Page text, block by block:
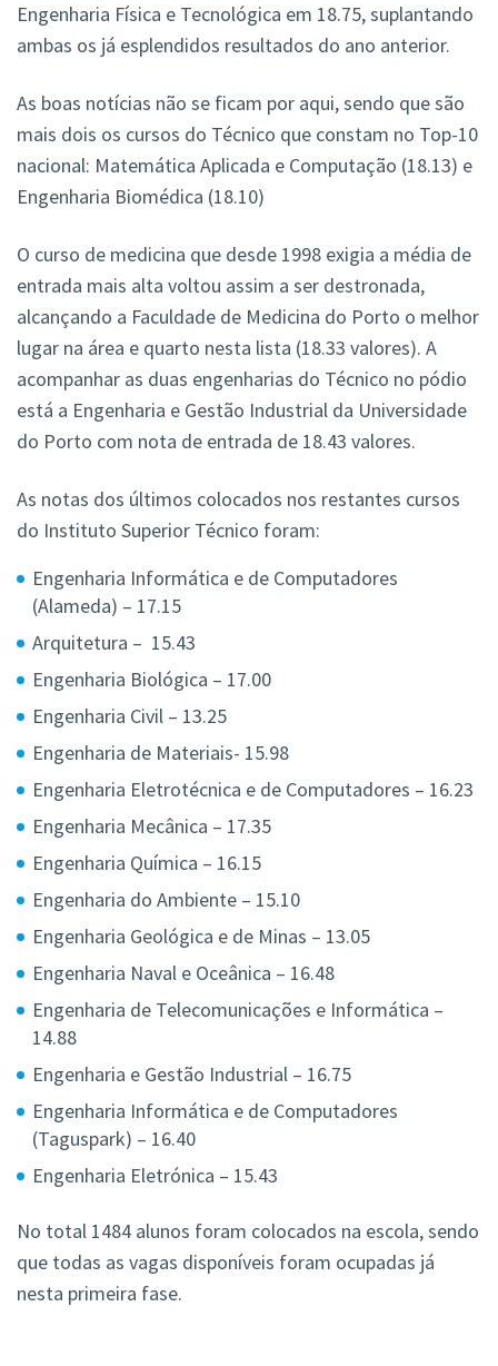
Engenharia Física e Tecnológica em 18.75, suplantando
ambas os já esplendidos resultados do ano anterior.
As boas notícias não se ficam por aqui, sendo que são
mais dois os cursos do Técnico que constam no Top-10
nacional: Matemática Aplicada e Computação (18.13) e
Engenharia Biomédica (18.10)
O curso de medicina que desde 1998 exigia a média de
entrada mais alta voltou assim a ser destronada,
alcançando a Faculdade de Medicina do Porto o melhor
lugar na área e quarto nesta lista (18.33 valores). A
acompanhar as duas engenharias do Técnico no pódio
está a Engenharia e Gestão Industrial da Universidade
do Porto com nota de entrada de 18.43 valores.
As notas dos últimos colocados nos restantes cursos
do Instituto Superior Técnico foram:
Engenharia Informática e de Computadores
(Alameda) – 17.15
Arquitetura – 15.43
Engenharia Biológica – 17.00
Engenharia Civil – 13.25
Engenharia de Materiais- 15.98
Engenharia Eletrotécnica e de Computadores – 16.23
Engenharia Mecânica – 17.35
Engenharia Química – 16.15
Engenharia do Ambiente – 15.10
Engenharia Geológica e de Minas – 13.05
Engenharia Naval e Oceânica – 16.48
Engenharia de Telecomunicações e Informática –
14.88
Engenharia e Gestão Industrial – 16.75
Engenharia Informática e de Computadores
(Taguspark) – 16.40
Engenharia Eletrónica – 15.43
No total 1484 alunos foram colocados na escola, sendo
que todas as vagas disponíveis foram ocupadas já
nesta primeira fase.